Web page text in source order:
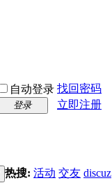
自动登录 找回密码
登录
立即注册
热搜: 活动 交友 discuz